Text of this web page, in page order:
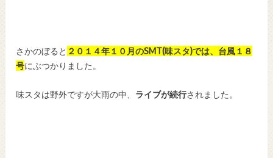
さかのぼると ２０１４年１０月のSMT(味スタ)では、台風１８
号にぶつかりました。
味スタは野外ですが大雨の中、 ライブが続行されました。